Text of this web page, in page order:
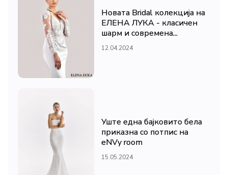
Новата Bridal колекција на
ЕЛЕНА ЛУКА - класичен
шарм и современа...
12.04.2024
Уште една бајковито бела
приказна со потпис на
eNVy room
15.05.2024